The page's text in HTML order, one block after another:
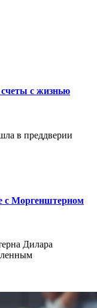
счеты с жизнью
в преддверии
с Моргенштерном
Дилара